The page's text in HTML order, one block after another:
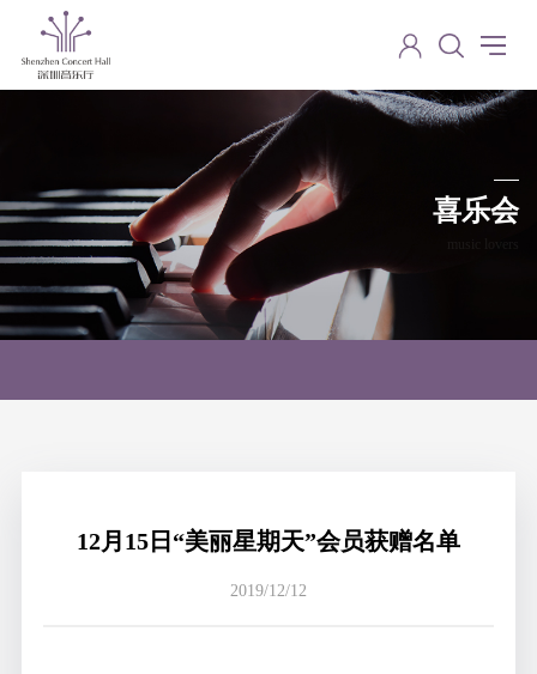
喜乐会
12月15日“美丽星期天”会员获赠名单
2019/12/12